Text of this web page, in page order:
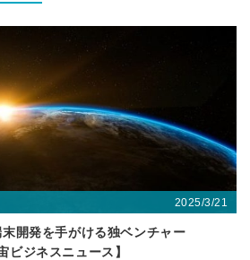
2025/3/21
開発を手がける独ベンチャー
ジネスニュース】